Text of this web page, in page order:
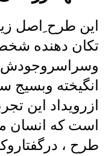
این طرح ِاصل
تکان دهنده
وسراسروجودش
انگیخته
است که انسان
طرح ،